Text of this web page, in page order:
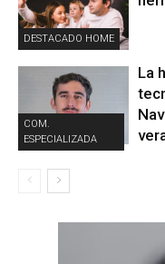
DESTACADO HOME
COM.
ESPECIALIZADA
La